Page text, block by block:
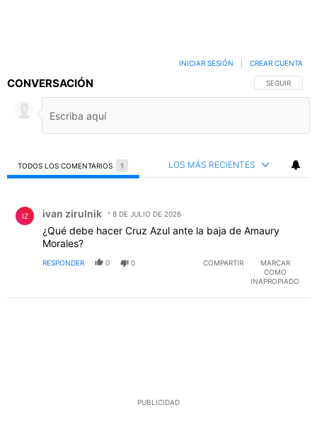
CONVERSACIÓN SIGA ESTA
SEGUIR
INICIAR SESIÓN CREAR CUENTA
TODOS LOS COMENTARIOS 1 LOS MÁS RECIENTES
IZ ivan zirulnik 8 DE JULIO DE 2026
¿Qué debe hacer Cruz Azul ante la baja de Amaury
Morales?
RESPONDER 0 0 COMPARTIR
MARCAR
COMO
INAPROPIADO
PUBLICIDAD